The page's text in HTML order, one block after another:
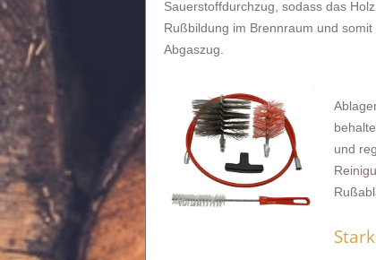
Sauerstoffdurchzug, sodass das
Rußbildung im Brennraum und
Abgaszug.
und